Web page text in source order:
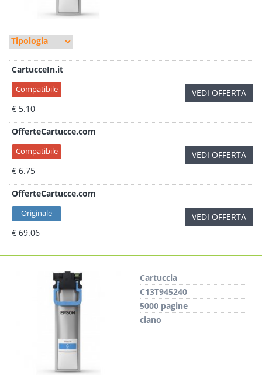
CartucceIn.it
Compatibile
€ 5.10
VEDI OFFERTA
OfferteCartucce.com
Compatibile
€ 6.75
VEDI OFFERTA
OfferteCartucce.com
Originale
€ 69.06
VEDI OFFERTA
Cartuccia
C13T945240
5000 pagine
ciano